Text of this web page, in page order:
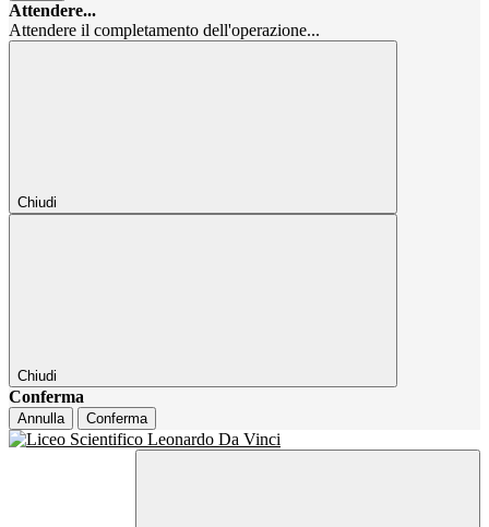
Attendere...
Attendere il completamento dell'operazione...
Chiudi
Chiudi
Conferma
Annulla Conferma